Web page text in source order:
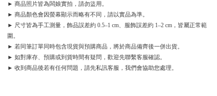
► 商品照片皆為闆娘實拍，請勿盜用。
► 商品顏色會因螢幕顯示而略有不同，請以實品為準。
► 尺寸皆為手工測量，飾品誤差約 0.5–1 cm、服飾誤差約 1–2 cm，皆屬正常範
圍。
► 若同筆訂單同時包含現貨與預購商品，將於商品備齊後一併出貨。
► 如對庫存、預購或到貨時間有疑問，歡迎先聯繫客服確認。
► 收到商品後若有任何問題，請先私訊客服，我們會協助您處理。